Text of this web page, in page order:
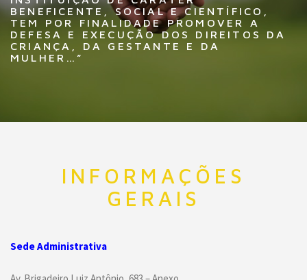
BENEFICENTE, SOCIAL E CIENTÍFICO,
TEM POR FINALIDADE PROMOVER A
DEFESA E EXECUÇÃO DOS DIREITOS DA
CRIANÇA, DA GESTANTE E DA
MULHER…”
INFORMAÇÕES
GERAIS
Sede Administrativa